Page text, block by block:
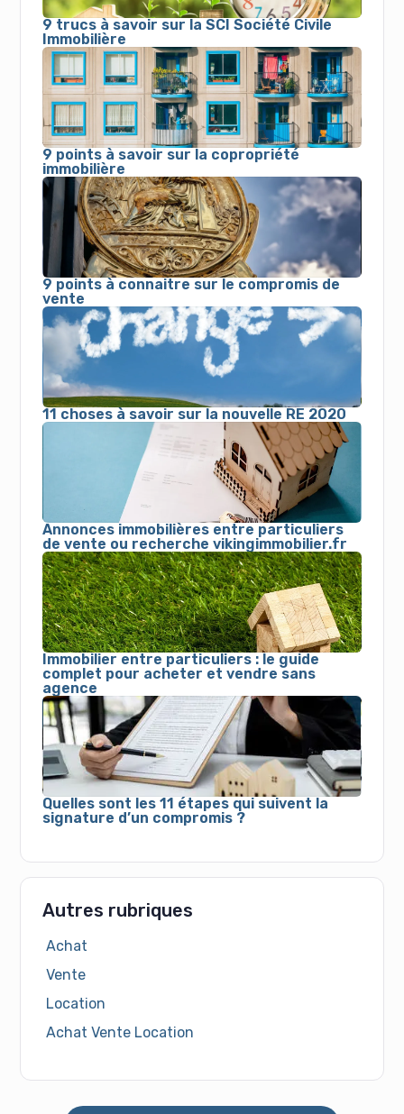
9 trucs à savoir sur la SCI Société Civile
Immobilière
9 points à savoir sur la copropriété
immobilière
9 points à connaitre sur le compromis de
vente
11 choses à savoir sur la nouvelle RE 2020
Annonces immobilières entre particuliers
de vente ou recherche vikingimmobilier.fr
Immobilier entre particuliers : le guide
complet pour acheter et vendre sans
agence
Quelles sont les 11 étapes qui suivent la
signature d’un compromis ?
Autres rubriques
Achat
Vente
Location
Achat Vente Location